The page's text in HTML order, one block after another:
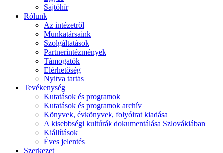
Sajtóhír
Rólunk
Az intézetről
Munkatársaink
Szolgáltatások
Partnerintézmények
Támogatók
Elérhetőség
Nyitva tartás
Tevékenység
Kutatások és programok
Kutatások és programok archív
Könyvek, évkönyvek, folyóirat kiadása
A kisebbségi kultúrák dokumentálása Szlovákiában
Kiállítások
Éves jelentés
Szerkezet